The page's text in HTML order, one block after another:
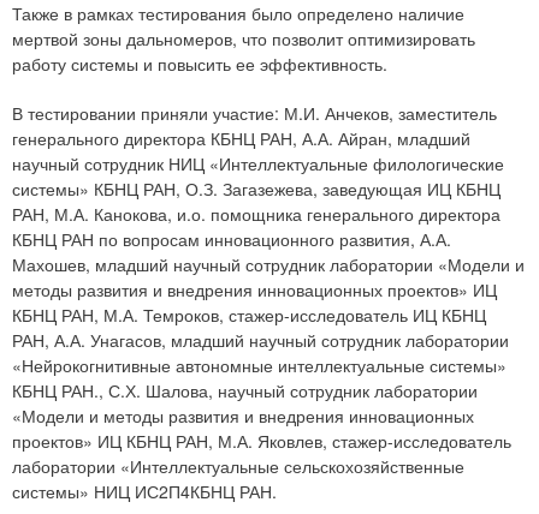
Также в рамках тестирования было определено наличие
мертвой зоны дальномеров, что позволит оптимизировать
работу системы и повысить ее эффективность.
В тестировании приняли участие: М.И. Анчеков, заместитель
генерального директора КБНЦ РАН, А.А. Айран, младший
научный сотрудник НИЦ «Интеллектуальные филологические
системы» КБНЦ РАН, О.З. Загазежева, заведующая ИЦ КБНЦ
РАН, М.А. Канокова, и.о. помощника генерального директора
КБНЦ РАН по вопросам инновационного развития, А.А.
Махошев, младший научный сотрудник лаборатории «Модели и
методы развития и внедрения инновационных проектов» ИЦ
КБНЦ РАН, М.А. Темроков, стажер-исследователь ИЦ КБНЦ
РАН, А.А. Унагасов, младший научный сотрудник лаборатории
«Нейрокогнитивные автономные интеллектуальные системы»
КБНЦ РАН., С.Х. Шалова, научный сотрудник лаборатории
«Модели и методы развития и внедрения инновационных
проектов» ИЦ КБНЦ РАН, М.А. Яковлев, стажер-исследователь
лаборатории «Интеллектуальные сельскохозяйственные
системы» НИЦ ИС2П4КБНЦ РАН.